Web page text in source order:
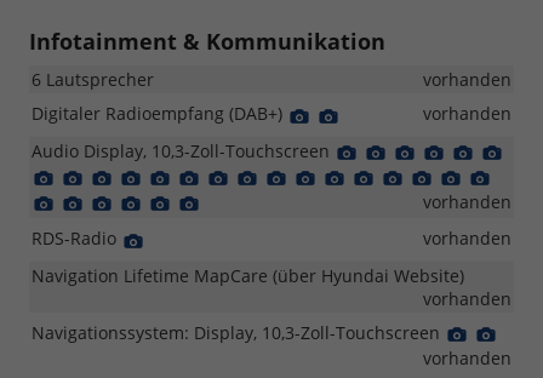
Infotainment & Kommunikation
6 Lautsprecher
vorhanden
Digitaler Radioempfang (DAB+)
Detail
vorhanden
Audio Display, 10,3-Zoll-Touchscreen
Detail
Foto
Detail
Foto
Detail
Foto
Detail
Foto
Detail
Foto
Detail
Foto
Detail
Foto
Detail
Foto
Detail
Foto
Detail
Foto
DetailDetailDetailDetailDetailDetailDetailDetail
Foto
Detail
Foto
Detail
FotoFoto
DetailDetailDetailDetailDetail
vorhanden
RDS-Radio
vorhanden
Navigation Lifetime MapCare (über Hyundai Website)
vorhanden
Navigationssystem: Display, 10,3-Zoll-Touchscreen
Detail
FotoFoto
vorhanden